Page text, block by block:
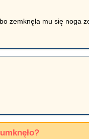
zemknęła mu się noga